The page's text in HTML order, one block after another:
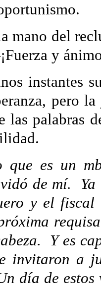
mano del
y
instantes
pero
palabras
que es un
de mí.
y el
Y es
invitaron a
día de